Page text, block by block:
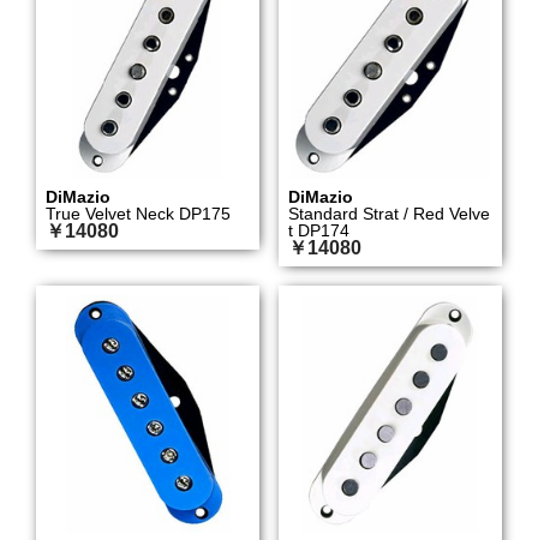
DiMazio
True Velvet Neck DP175
￥14080
DiMazio
Standard Strat / Red Velve
t DP174
￥14080